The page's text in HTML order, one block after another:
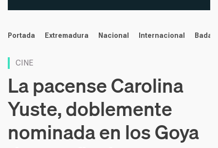
noticias
Portada Extremadura Nacional Internacional
CINE
La pacense Carolina
Yuste, doblemente
nominada en los Goya